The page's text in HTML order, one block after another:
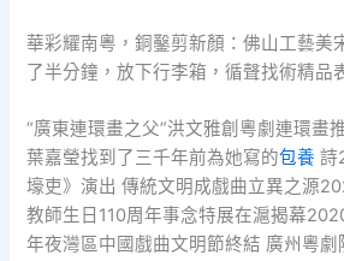
華彩耀南粵，銅鑿剪新顏：佛山工藝美
了半分鐘，放下行李箱，循聲找術精品
“廣東連環畫之父”洪文雅創粵劇連環畫
葉嘉瑩找到了三千年前為她寫的包養 詩
壕吏》演出 傳統文明成戲曲立異之源
教師生日110周年事念特展在滬揭幕
年夜灣區中國戲曲文明節終結 廣州粵